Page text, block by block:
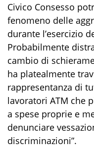
Civico Consesso
fenomeno delle
durante l’esercizio
Probabilmente
cambio di
ha platealmente
rappresentanza di
lavoratori ATM che
a spese proprie e
denunciare
discriminazioni”.